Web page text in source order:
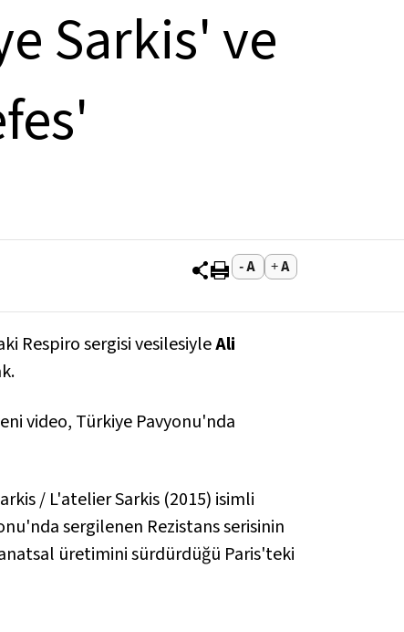
Sarkis' ve
Respirosergisi vesilesiyleAli
video, Türkiye Pavyonu'nda
/ L'atelier Sarkis (2015) isimli
sergilenen Rezistans serisinin
üretimini sürdürdüğü Paris'teki